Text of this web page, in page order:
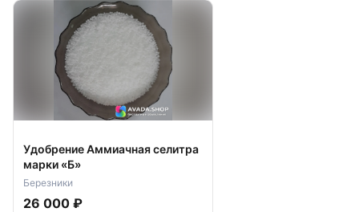
Удобрение Аммиачная селитра
марки «Б»
Березники
26 000 ₽